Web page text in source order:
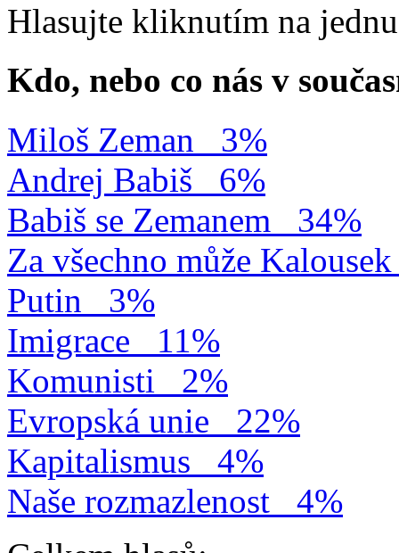
Hlasujte kliknutím na
Kdo, nebo co nás v
Miloš Zeman
3%
Andrej Babiš
6%
Babiš se Zemanem
34%
Za všechno může Kalousek
Putin
3%
Imigrace
11%
Komunisti
2%
Evropská unie
22%
Kapitalismus
4%
Naše rozmazlenost
4%